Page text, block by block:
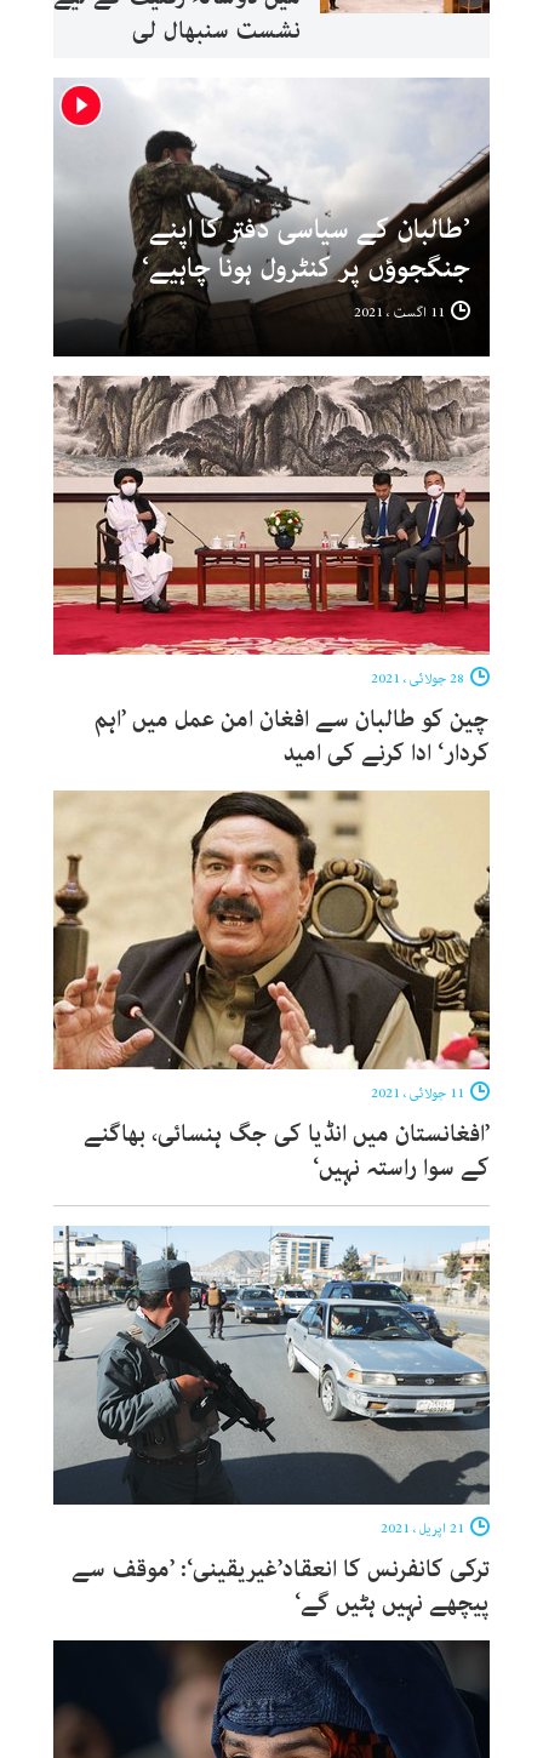
نشست سنبھال لی
’طالبان کے سیاسی دفتر کا اپنے
جنگجوؤں پر کنٹرول ہونا چاہیے‘
چین کو طالبان سے افغان امن عمل میں ’اہم
کردار‘ ادا کرنے کی امید
’افغانستان میں انڈیا کی جگ ہنسائی، بھاگنے
کے سوا راستہ نہیں‘
ترکی کانفرنس کا انعقاد’غیریقینی‘: ’موقف سے
پیچھے نہیں ہٹیں گے‘